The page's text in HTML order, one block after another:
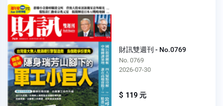
財訊雙週刊 - No.0769
No. 0769
2026-07-30
$ 119 元